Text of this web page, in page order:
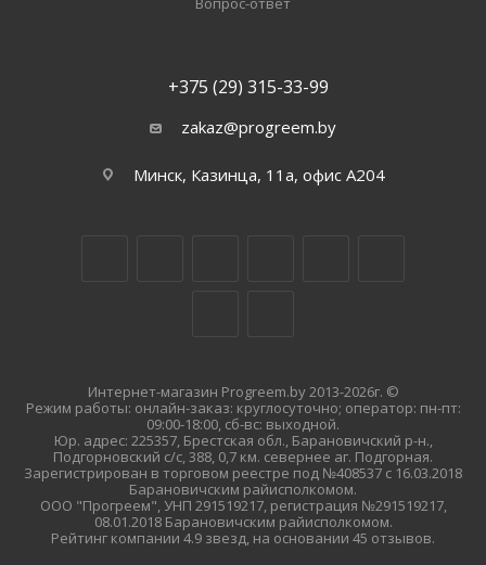
+375 (29) 315-33-99
zakaz@progreem.by
Минск, Казинца, 11а, офис А204
Интернет-магазин Progreem.by 2013-2026г. ©
Режим работы: онлайн-заказ: круглосуточно; оператор: пн-пт:
09:00-18:00, сб-вс: выходной.
Юр. адрес: 225357, Брестская обл., Барановичский р-н.,
Подгорновский с/с, 388, 0,7 км. севернее аг. Подгорная.
Зарегистрирован в торговом реестре под №408537 с 16.03.2018
Барановичским райисполкомом.
ООО "Прогреем", УНП 291519217, регистрация №291519217,
08.01.2018 Барановичским райисполкомом.
Рейтинг компании 4.9 звезд, на основании 45 отзывов.